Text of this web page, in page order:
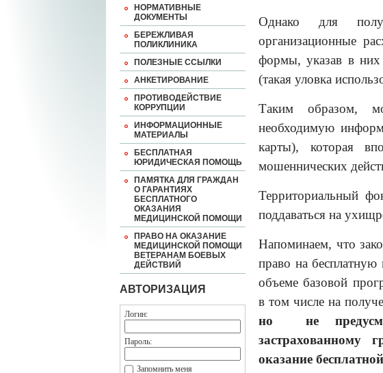
НОРМАТИВНЫЕ
ДОКУМЕНТЫ
БЕРЕЖЛИВАЯ
ПОЛИКЛИНИКА
ПОЛЕЗНЫЕ ССЫЛКИ
АНКЕТИРОВАНИЕ
ПРОТИВОДЕЙСТВИЕ
КОРРУПЦИИ
ИНФОРМАЦИОННЫЕ
МАТЕРИАЛЫ
БЕСПЛАТНАЯ
ЮРИДИЧЕСКАЯ ПОМОЩЬ
ПАМЯТКА ДЛЯ ГРАЖДАН
О ГАРАНТИЯХ
БЕСПЛАТНОГО
ОКАЗАНИЯ
МЕДИЦИНСКОЙ ПОМОЩИ
ПРАВО НА ОКАЗАНИЕ
МЕДИЦИНСКОЙ ПОМОЩИ
ВЕТЕРАНАМ БОЕВЫХ
ДЕЙСТВИЙ
АВТОРИЗАЦИЯ
Логин:
Пароль:
Запомнить меня
Однако для
организационные
формы, указав в них
(такая уловка
Таким образом,
необходимую
карты), которая
мошеннических
Территориальный
поддаваться на
Напоминаем, что
право на
объеме базовой
в том числе на
но
не
застрахованному
оказание